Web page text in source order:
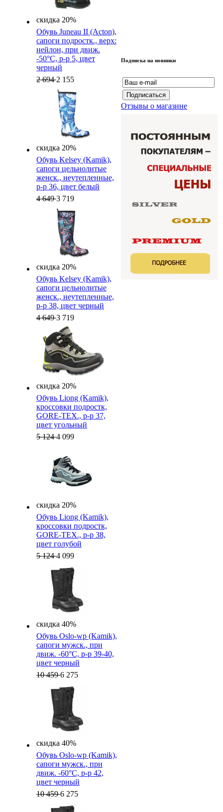
скидка 20%
Обувь Juneau II (Acton),
cапоги подростк., верх:
нейлон, при движ.
-50°C, р-р 5, цвет
черный
2 6942 155
скидка 20%
Обувь Kelsey (Kamik),
cапоги цельнолитые
женск., неутепленные,
р-р 36, цвет белый
4 6493 719
скидка 20%
Обувь Kelsey (Kamik),
cапоги цельнолитые
женск., неутепленные,
р-р 38, цвет черный
4 6493 719
скидка 20%
Обувь Liong (Kamik),
кроссовки подростк,
GORE-TEX., р-р 37,
цвет угольный
5 1244 099
скидка 20%
Обувь Liong (Kamik),
кроссовки подростк,
GORE-TEX., р-р 38,
цвет голубой
5 1244 099
скидка 40%
Обувь Oslo-wp (Kamik),
cапоги мужск., при
движ. -60°C, р-р 39-40,
цвет черный
10 4596 275
скидка 40%
Обувь Oslo-wp (Kamik),
cапоги мужск., при
движ. -60°C, р-р 42,
цвет черный
10 4596 275
Подписка на новинки
Отзывы о магазине